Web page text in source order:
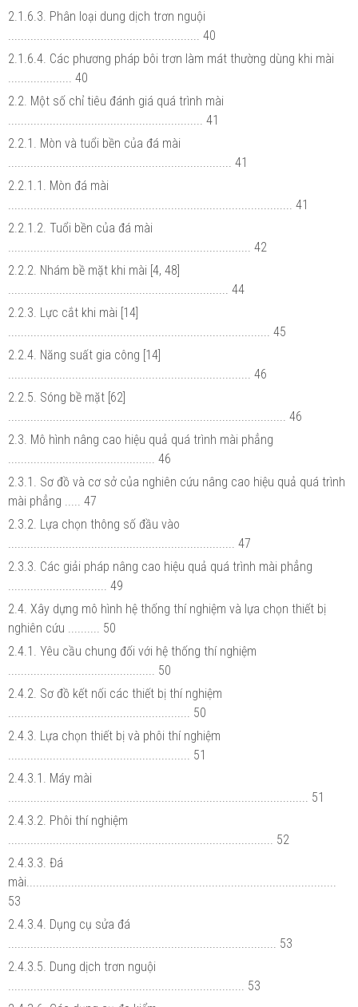
2.1.6.3. Phân loại dung dịch trơn nguội
............................................................ 40
2.1.6.4. Các phương pháp bôi trơn làm mát thường dùng khi mài
.................... 40
2.2. Một số chỉ tiêu đánh giá quá trình mài
............................................................. 41
2.2.1. Mòn và tuổi bền của đá mài
...................................................................... 41
2.2.1.1. Mòn đá mài
......................................................................................... 41
2.2.1.2. Tuổi bền của đá mài
............................................................................ 42
2.2.2. Nhám bề mặt khi mài [4, 48]
..................................................................... 44
2.2.3. Lực cắt khi mài [14]
.................................................................................. 45
2.2.4. Năng suất gia công [14]
............................................................................ 46
2.2.5. Sóng bề mặt [62]
....................................................................................... 46
2.3. Mô hình nâng cao hiệu quả quá trình mài phẳng
.............................................. 46
2.3.1. Sơ đồ và cơ sở của nghiên cứu nâng cao hiệu quả quá trình
mài phẳng ..... 47
2.3.2. Lựa chọn thông số đầu vào
....................................................................... 47
2.3.3. Các giải pháp nâng cao hiệu quả quá trình mài phẳng
............................... 49
2.4. Xây dựng mô hình hệ thống thí nghiệm và lựa chọn thiết bị
nghiên cứu .......... 50
2.4.1. Yêu cầu chung đối với hệ thống thí nghiệm
.............................................. 50
2.4.2. Sơ đồ kết nối các thiết bị thí nghiệm
......................................................... 50
2.4.3. Lựa chọn thiết bị và phôi thí nghiệm
......................................................... 51
2.4.3.1. Máy mài
.............................................................................................. 51
2.4.3.2. Phôi thí nghiệm
................................................................................... 52
2.4.3.3. Đá
mài.................................................................................................
53
2.4.3.4. Dụng cụ sửa đá
.................................................................................... 53
2.4.3.5. Dung dịch trơn nguội
.......................................................................... 53